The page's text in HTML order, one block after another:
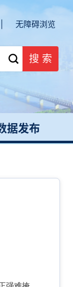
无障碍浏览
搜 索
据发布